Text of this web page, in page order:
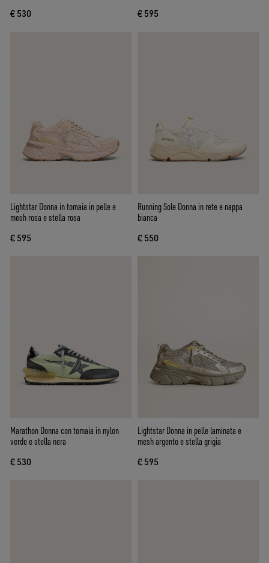
€ 530 € 595
Lightstar Donna in tomaia in pelle e
mesh rosa e stella rosa
€ 595
Running Sole Donna in rete e nappa
bianca
€ 550
Marathon Donna con tomaia in nylon
verde e stella nera
€ 530
Lightstar Donna in pelle laminata e
mesh argento e stella grigia
€ 595